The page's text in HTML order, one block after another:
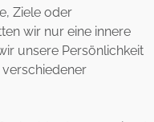
Ziele oder
wir nur eine innere
unsere Persönlichkeit